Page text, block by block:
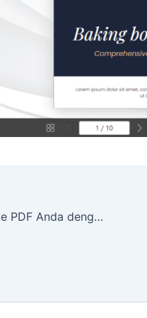
Editor PDF: Sunting file PDF Anda dengan cara yang mudah